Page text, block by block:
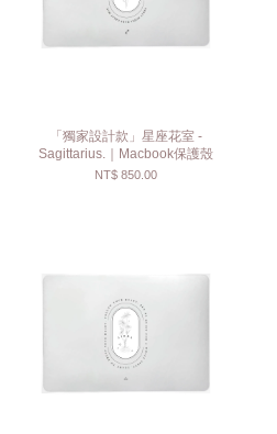
「獨家設計款」星座花室 -
Sagittarius.｜Macbook保護殼
NT$ 850.00